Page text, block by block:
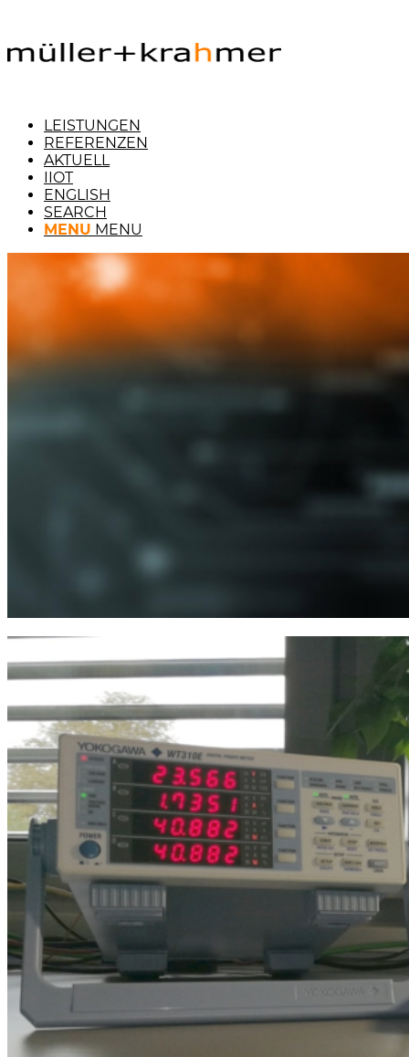
LEISTUNGEN
REFERENZEN
AKTUELL
IIOT
ENGLISH
SEARCH
MENU MENU